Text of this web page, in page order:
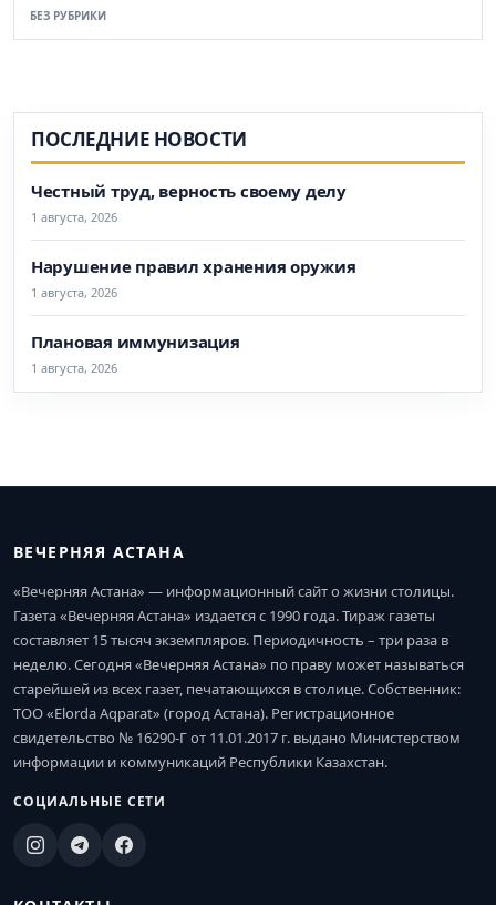
БЕЗ РУБРИКИ
ПОСЛЕДНИЕ НОВОСТИ
Честный труд, верность своему делу
1 августа, 2026
Нарушение правил хранения оружия
1 августа, 2026
Плановая иммунизация
1 августа, 2026
ВЕЧЕРНЯЯ АСТАНА
«Вечерняя Астана» — информационный сайт о жизни столицы.
Газета «Вечерняя Астана» издается с 1990 года. Тираж газеты
составляет 15 тысяч экземпляров. Периодичность – три раза в
неделю. Сегодня «Вечерняя Астана» по праву может называться
старейшей из всех газет, печатающихся в столице. Собственник:
ТОО «Elorda Aqparat» (город Астана). Регистрационное
свидетельство № 16290-Г от 11.01.2017 г. выдано Министерством
информации и коммуникаций Республики Казахстан.
СОЦИАЛЬНЫЕ СЕТИ